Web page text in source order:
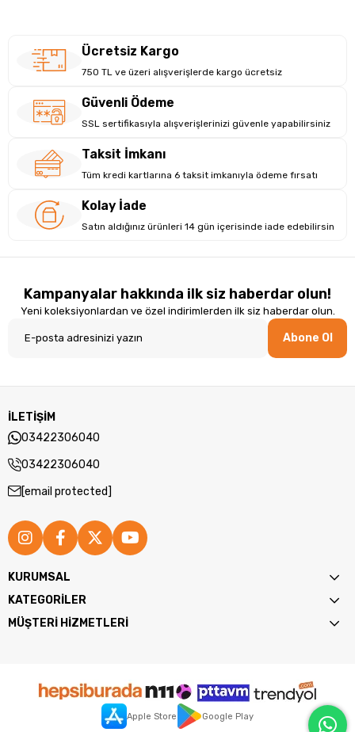
Ücretsiz Kargo
750 TL ve üzeri alışverişlerde kargo ücretsiz
Güvenli Ödeme
SSL sertifikasıyla alışverişlerinizi güvenle yapabilirsiniz
Taksit İmkanı
Tüm kredi kartlarına 6 taksit imkanıyla ödeme fırsatı
Kolay İade
Satın aldığınız ürünleri 14 gün içerisinde iade edebilirsin
Kampanyalar hakkında ilk siz haberdar olun!
Yeni koleksiyonlardan ve özel indirimlerden ilk siz haberdar olun.
Abone Ol
İLETİŞİM
03422306040
03422306040
[email protected]
KURUMSAL
KATEGORİLER
MÜŞTERİ HİZMETLERİ
Apple Store Google Play